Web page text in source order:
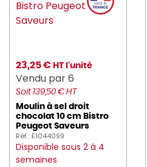
earthessentials (49)
enova (5)
essentialcollection (151)
ETERNUM (213)
EXEOL (18)
23,25 € HT l'unité
Vendu par 6
Soit 139,50 € HT
Moulin à sel droit
chocolat 10 cm Bistro
Peugeot Saveurs
Réf : E1044099
Disponible sous 2 à 4
semaines